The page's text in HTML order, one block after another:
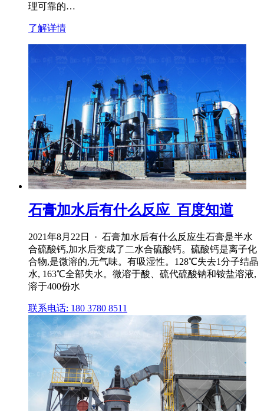
理可靠的…
了解详情
石膏加水后有什么反应_百度知道
2021年8月22日 · 石膏加水后有什么反应生石膏是半水
合硫酸钙,加水后变成了二水合硫酸钙。硫酸钙是离子化
合物,是微溶的,无气味。有吸湿性。128℃失去1分子结晶
水, 163℃全部失水。微溶于酸、硫代硫酸钠和铵盐溶液,
溶于400份水
联系电话: 180 3780 8511